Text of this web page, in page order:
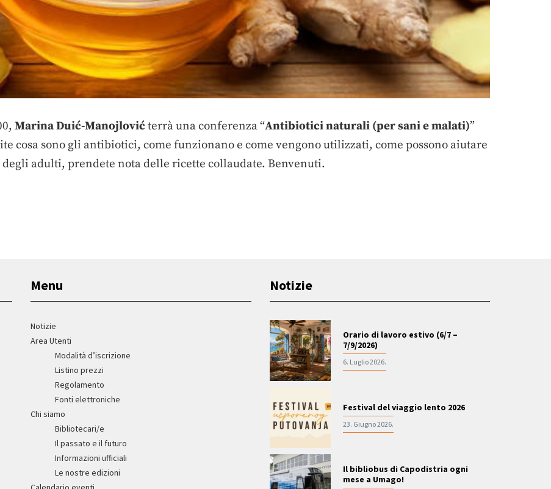
Marina Duić-Manojlović terrà una conferenza “Antibiotici naturali (per sani e malati)”
cosa sono gli antibiotici, come funzionano e come vengono utilizzati, come possono aiutare
adulti, prendete nota delle ricette collaudate. Benvenuti.
Menu
Notizie
Area Utenti
Modalità d’iscrizione
Listino prezzi
Regolamento
Fonti elettroniche
Chi siamo
Bibliotecari/e
Il passato e il futuro
Informazioni ufficiali
Le nostre edizioni
Notizie
Orario di lavoro estivo (6/7 –
7/9/2026)
6. Luglio 2026.
Festival del viaggio lento 2026
23. Giugno 2026.
Il bibliobus di Capodistria ogni
mese a Umago!